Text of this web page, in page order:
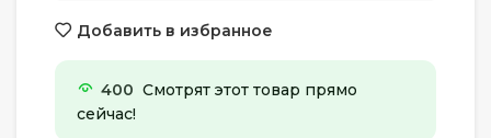
Добавить в избранное
400 Смотрят этот товар прямо
сейчас!